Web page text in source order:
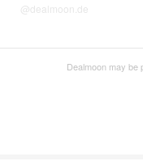
@dealmoon.de
Dealmoon may be